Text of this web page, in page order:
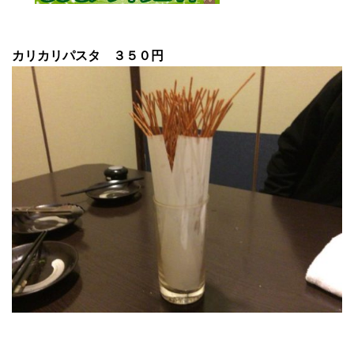
カリカリパスタ ３５０円